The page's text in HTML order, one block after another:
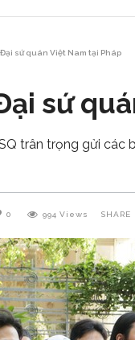
sứ quán Việt Nam tại Pháp
sứ
trân trọng gửi các
0 994 Views SHARE